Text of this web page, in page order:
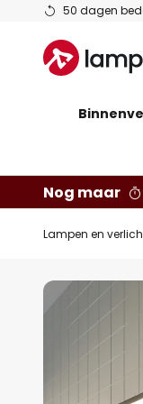
50 dagen
Ga
de
inhoud
Nog maar
Lampen en
Ga
naar